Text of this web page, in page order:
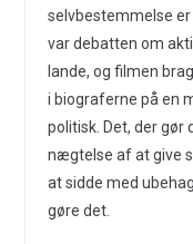
selvbestemmelse er
var debatten om
lande, og filmen
i biograferne på en
politisk. Det, der
nægtelse af at give
at sidde med
gøre det.